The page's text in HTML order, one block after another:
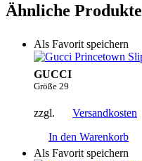
Ähnliche Produkte
Als Favorit speichern
GUCCI
Größe 29
zzgl.
Versandkosten
In den Warenkorb
Als Favorit speichern